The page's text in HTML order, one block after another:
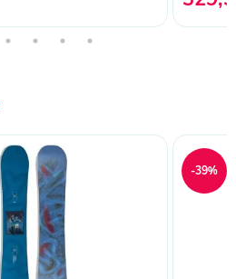
-39%